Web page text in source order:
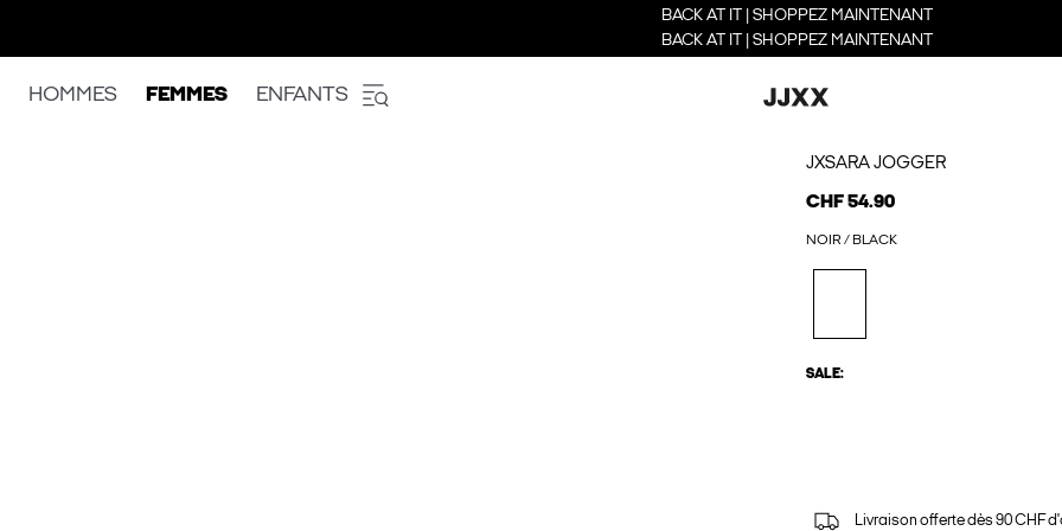
BACK AT IT | SHOPPEZ MAINTENANT
BACK AT IT | SHOPPEZ MAINTENANT
HOMMES FEMMES ENFANTS
JXSARA JOGGER
CHF 54.90
NOIR / BLACK
SALE:
Livraison offerte dès 90 CHF